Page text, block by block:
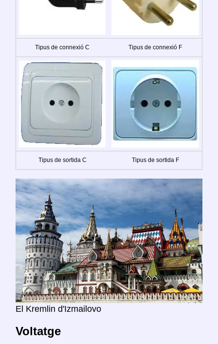
Tipus de connexió C Tipus de connexió F
Tipus de sortida C Tipus de sortida F
El Kremlin d'Izmailovo
Voltatge